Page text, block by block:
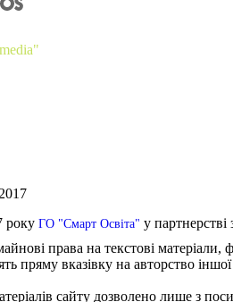
року ГО "Смарт Освіта" у
права на текстові
пряму вказівку на авторство
сайту дозволено лише з